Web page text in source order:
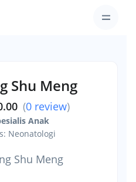
Shu Meng
(0 review)
Anak
Neonatologi